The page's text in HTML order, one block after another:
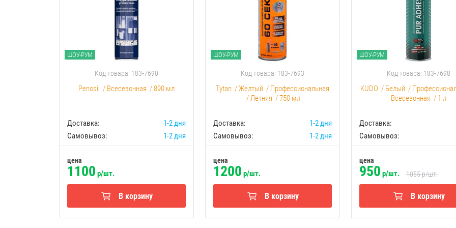
ШОУ-РУМ
Код товара: 183-7690
Penosil / Всесезонная /890 мл
Доставка:
1-2 дня
Самовывоз:
1-2 дня
цена
1100 р/шт.
В корзину
ШОУ-РУМ
Код товара: 183-7693
Tytan /Желтый / Профессиональная
/ Летняя /750 мл
Доставка:
1-2 дня
Самовывоз:
1-2 дня
цена
1200 р/шт.
В корзину
ШОУ-РУМ
Код товара: 183-7698
KUDO / Белый /
Всесезонная / 1 л
Доставка:
Самовывоз:
цена
950 р/шт. 1055р/шт.
В корзину